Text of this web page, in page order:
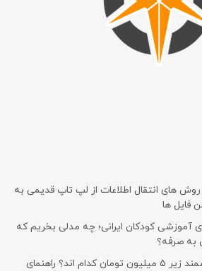
های انتقال اطلاعات از لپ تاپ قدیمی به
فایل ها
آموزشی کودکان ایرانی؛ چه مدلی بخریم که
به صرفه؟
بهترین ساعت های هوشمند زیر ۵ میلیون تومان کدام اند؟ راهنمای